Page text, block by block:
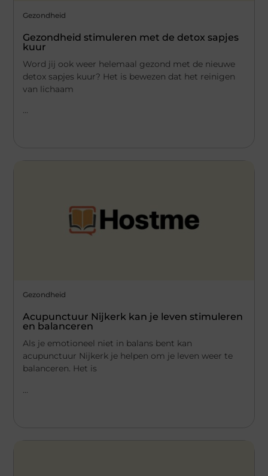
Gezondheid
Gezondheid stimuleren met de detox sapjes
kuur
Word jij ook weer helemaal gezond met de nieuwe
detox sapjes kuur? Het is bewezen dat het reinigen
van lichaam
...
Gezondheid
Acupunctuur Nijkerk kan je leven stimuleren
en balanceren
Als je emotioneel niet in balans bent kan
acupunctuur Nijkerk je helpen om je leven weer te
balanceren. Het is
...